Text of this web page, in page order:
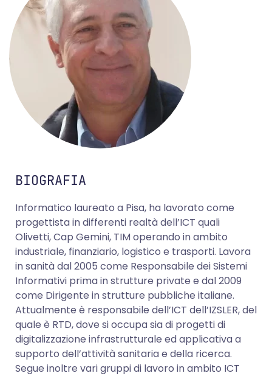
BIOGRAFIA
Informatico laureato a Pisa, ha lavorato come
progettista in differenti realtà dell’ICT quali
Olivetti, Cap Gemini, TIM operando in ambito
industriale, finanziario, logistico e trasporti. Lavora
in sanità dal 2005 come Responsabile dei Sistemi
Informativi prima in strutture private e dal 2009
come Dirigente in strutture pubbliche italiane.
Attualmente è responsabile dell’ICT dell’IZSLER, del
quale è RTD, dove si occupa sia di progetti di
digitalizzazione infrastrutturale ed applicativa a
supporto dell’attività sanitaria e della ricerca.
Segue inoltre vari gruppi di lavoro in ambito ICT